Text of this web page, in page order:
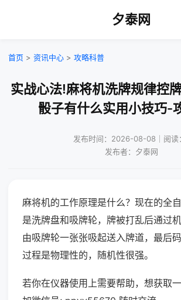
夕泰网
首页 > 资讯中心 > 攻略科普
实战心法!麻将机洗牌规律控
骰子有什么实用小技巧-
发布时间：2026-08-08｜阅读
发布者：夕泰网
麻将机的工作原理是什么？现在的全
是洗牌盘和吸牌轮，牌被打乱后通过
由吸牌轮一张张吸起送入牌道，最后
过程是物理性的，随机性很强。
若你在仪器使用上需要帮助，想获取